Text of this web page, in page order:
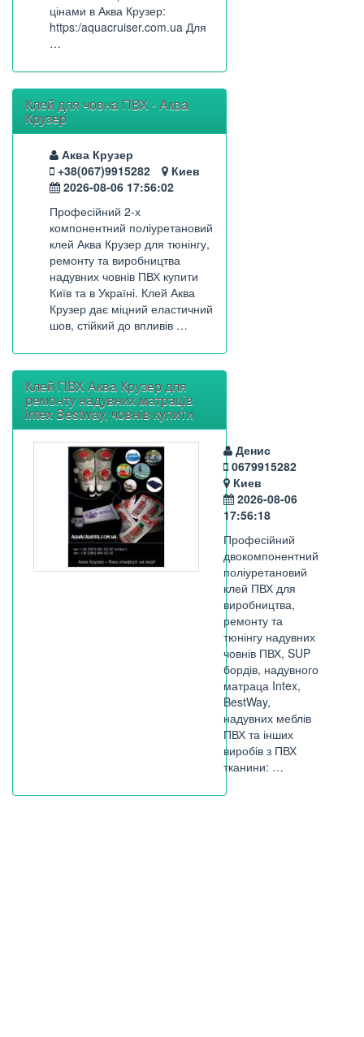
цінами в Аква Крузер:
https:/aquacruiser.com.ua Для
…
Клей для човна ПВХ - Аква
Крузер
Аква Крузер
+38(067)9915282
Киев
2026-08-06 17:56:02
Професійний 2-х
компонентний поліуретановий
клей Аква Крузер для тюнінгу,
ремонту та виробництва
надувних човнів ПВХ купити
Київ та в Україні. Клей Аква
Крузер дає міцний еластичний
шов, стійкий до впливів …
Клей ПВХ Аква Крузер для
ремонту надувних матраців
intex Bestway, човнів купити
Денис
0679915282
Киев
2026-08-06
17:56:18
Професійний
двокомпонентний
поліуретановий
клей ПВХ для
виробництва,
ремонту та
тюнінгу надувних
човнів ПВХ, SUP
бордів, надувного
матраца Intex,
BestWay,
надувних меблів
ПВХ та інших
виробів з ПВХ
тканини: …